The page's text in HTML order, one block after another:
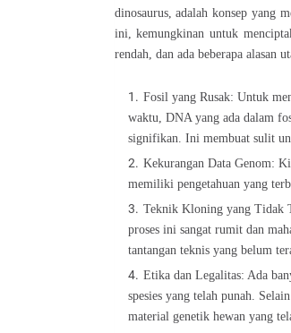
dinosaurus, adalah konsep yang
ini, kemungkinan untuk
rendah, dan ada beberapa alasan
Fosil yang Rusak: Untuk
waktu, DNA yang ada dalam
signifikan. Ini membuat sulit
Kekurangan Data Genom:
memiliki pengetahuan yang
Teknik Kloning yang Tidak
proses ini sangat rumit dan
tantangan teknis yang belum
Etika dan Legalitas: Ada
spesies yang telah punah.
material genetik hewan yang